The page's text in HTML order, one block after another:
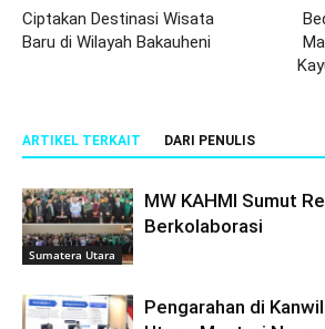
Ciptakan Destinasi Wisata
Baru di Wilayah Bakauheni
ARTIKEL TERKAIT DARI PENULIS
Sumatera Utara
MW KAHMI Sumut
Berkolaborasi
Pengarahan di